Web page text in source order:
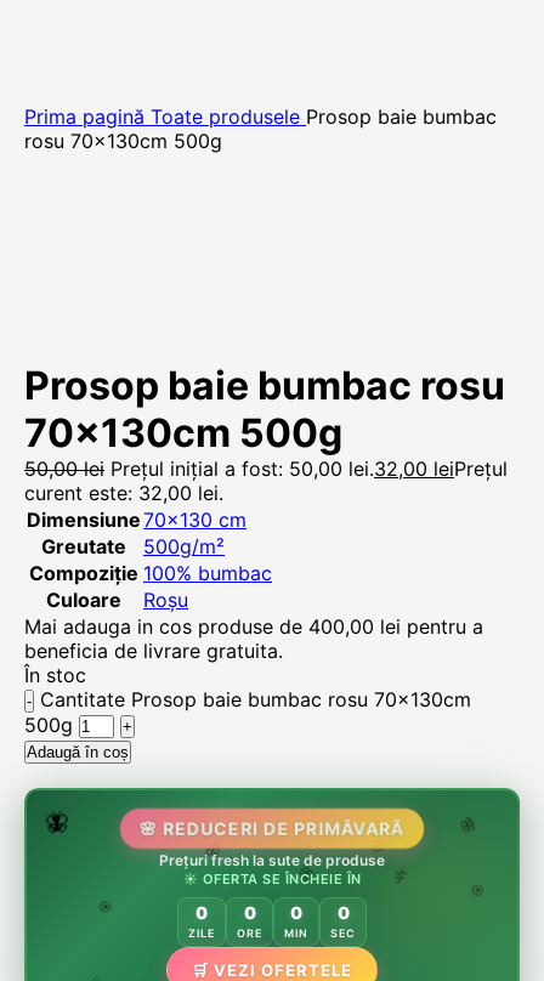
Prima pagină Toate produsele Prosop baie bumbac
rosu 70x130cm 500g
Prosop baie bumbac rosu
70x130cm 500g
50,00lei Prețul inițial a fost: 50,00 lei.32,00 leiPrețul
curent este: 32,00 lei.
Dimensiune70×130 cm
Greutate
500g/m²
Compoziție 100% bumbac
Culoare
Roșu
Mai adauga in cos produse de 400,00 lei pentru a
beneficia de livrare gratuita.
În stoc
Cantitate Prosop baie bumbac rosu 70x130cm
500g
Adaugă în coș
🌸
🌿
🌸
🏵️
🌷
🦋 🌸 REDUCERI DE PRIMĂVARĂ
Prețuri fresh la sute de produse
☀️ OFERTA SE ÎNCHEIE ÎN
0
ZILE
0
ORE
0
MIN
0
SEC
🛒 VEZI OFERTELE